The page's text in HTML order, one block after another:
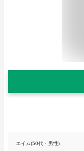
エイム(50代・男性)